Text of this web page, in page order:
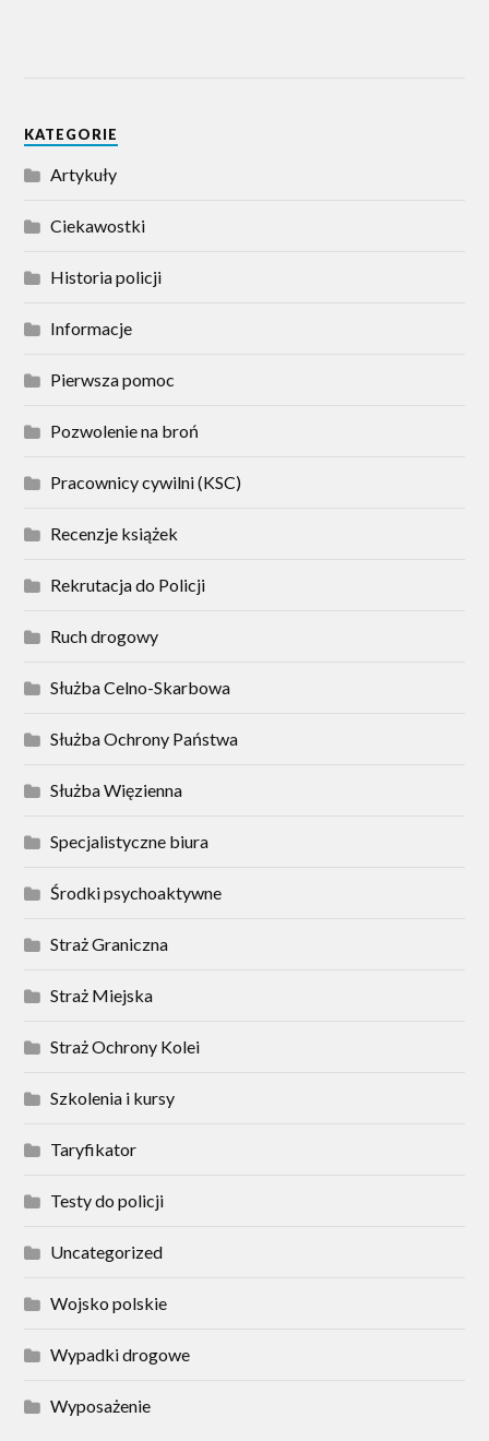
KATEGORIE
Artykuły
Ciekawostki
Historia policji
Informacje
Pierwsza pomoc
Pozwolenie na broń
Pracownicy cywilni (KSC)
Recenzje książek
Rekrutacja do Policji
Ruch drogowy
Służba Celno-Skarbowa
Służba Ochrony Państwa
Służba Więzienna
Specjalistyczne biura
Środki psychoaktywne
Straż Graniczna
Straż Miejska
Straż Ochrony Kolei
Szkolenia i kursy
Taryfikator
Testy do policji
Uncategorized
Wojsko polskie
Wypadki drogowe
Wyposażenie